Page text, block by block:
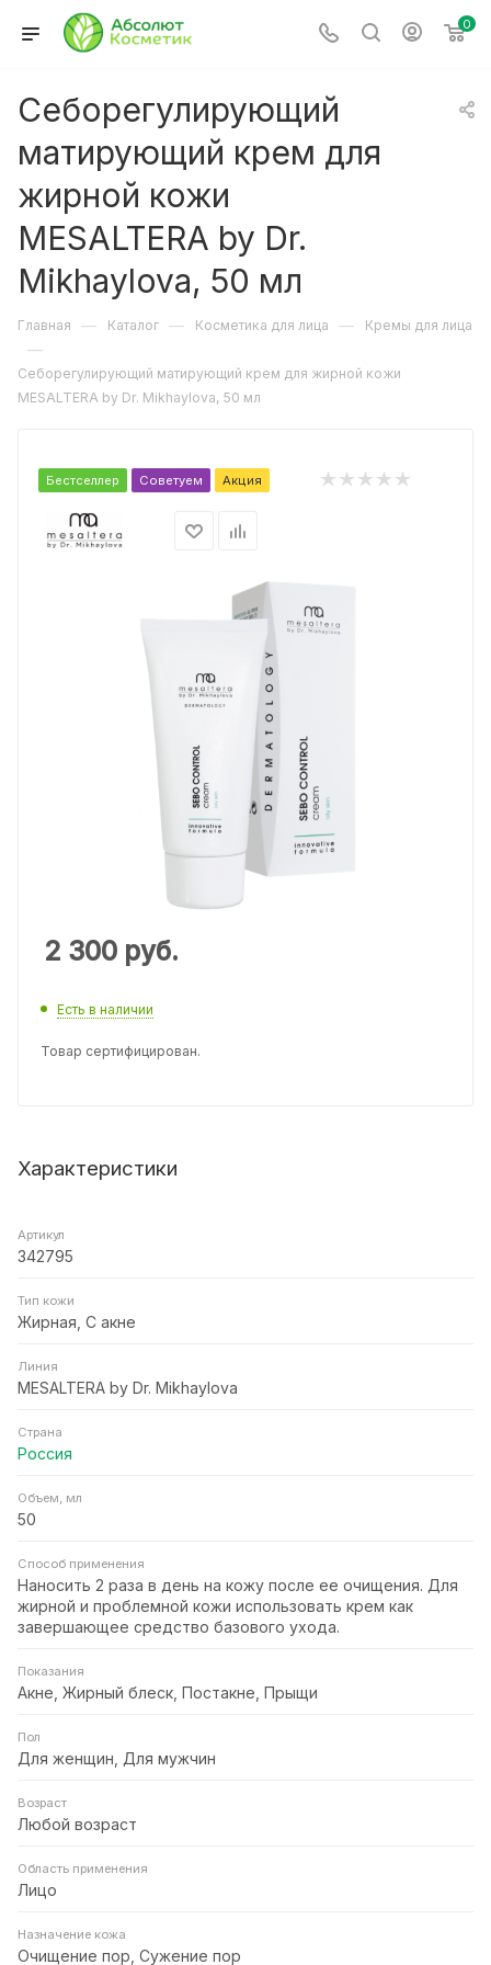
0
Cеборегулирующий
матирующий крем для
жирной кожи
MESALTERA by Dr.
Mikhaylova, 50 мл
Главная — Каталог — Косметика для лица — Кремы для лица
—
Cеборегулирующий матирующий крем для жирной кожи
MESALTERA by Dr. Mikhaylova, 50 мл
Бестселлер Советуем Акция
2 300 руб.
Есть в наличии
Товар сертифицирован.
Характеристики
Артикул
342795
Тип кожи
Жирная, С акне
Линия
MESALTERA by Dr. Mikhaylova
Страна
Россия
Объем, мл
50
Способ применения
Наносить 2 раза в день на кожу после ее очищения. Для
жирной и проблемной кожи использовать крем как
завершающее средство базового ухода.
Показания
Акне, Жирный блеск, Постакне, Прыщи
Пол
Для женщин, Для мужчин
Возраст
Любой возраст
Область применения
Лицо
Назначение кожа
Очищение пор, Сужение пор